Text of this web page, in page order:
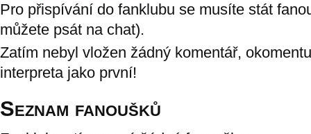
Pro přispívání do fanklubu se musíte stát
můžete psát na chat).
Zatím nebyl vložen žádný komentář,
interpreta jako první!
Seznam fanoušků